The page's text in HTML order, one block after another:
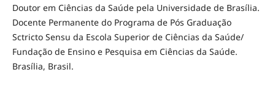
Doutor em Ciências da Saúde pela Universidade de Brasília.
Docente Permanente do Programa de Pós Graduação
Sctricto Sensu da Escola Superior de Ciências da Saúde/
Fundação de Ensino e Pesquisa em Ciências da Saúde.
Brasília, Brasil.